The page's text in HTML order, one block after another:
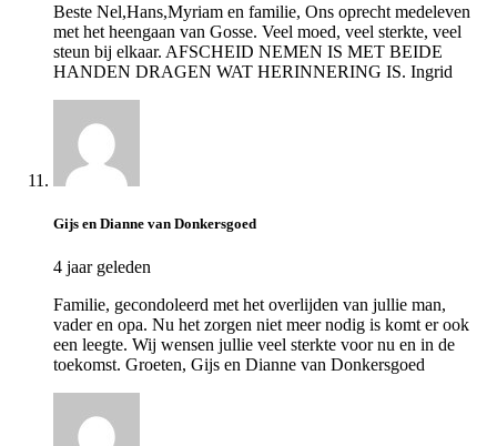
Beste Nel,Hans,Myriam en familie, Ons oprecht medeleven
met het heengaan van Gosse. Veel moed, veel sterkte, veel
steun bij elkaar. AFSCHEID NEMEN IS MET BEIDE
HANDEN DRAGEN WAT HERINNERING IS. Ingrid
Gijs en Dianne van Donkersgoed
4 jaar geleden
Familie, gecondoleerd met het overlijden van jullie man,
vader en opa. Nu het zorgen niet meer nodig is komt er ook
een leegte. Wij wensen jullie veel sterkte voor nu en in de
toekomst. Groeten, Gijs en Dianne van Donkersgoed